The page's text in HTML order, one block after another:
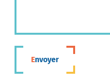
Envoyer